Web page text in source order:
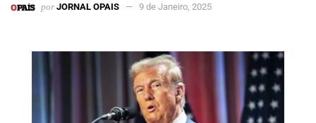
por JORNAL OPAIS 9 de Janeiro, 2025